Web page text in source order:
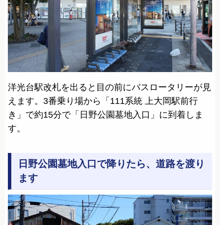
洋光台駅改札を出ると目の前にバスロータリーが見
えます。3番乗り場から「111系統 上大岡駅前行
き」で約15分で「日野公園墓地入口」に到着しま
す。
日野公園墓地入口で降りたら、道路を渡り
ます